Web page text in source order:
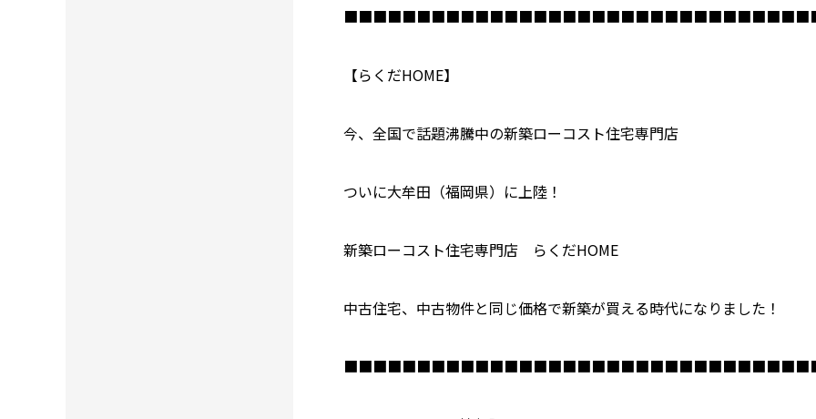
【らくだHOME】
今、全国で話題沸騰中の新築ローコスト住宅専門店
ついに大牟田（福岡県）に上陸！
新築ローコスト住宅専門店 らくだHOME
中古住宅、中古物件と同じ価格で新築が買える時代になりました！